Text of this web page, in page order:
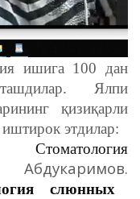
ишига 100 дан
Ялпи
қизиқарли
этдилар:
Стоматология
Абдукаримов.
слюнных